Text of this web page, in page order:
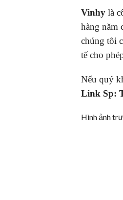
Vinhy là
hàng năm
chúng tôi
tế cho
Nếu quý
Link Sp:
Hình ảnh